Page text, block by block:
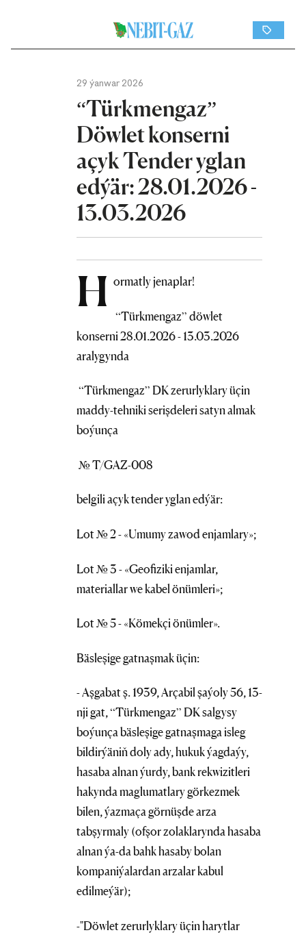
29 ýanwar 2026
“Türkmengaz”
Döwlet konserni
açyk Tender yglan
edýär: 28.01.2026 -
13.03.2026
H ormatly jenaplar!
“Türkmengaz” döwlet
konserni 28.01.2026 - 13.03.2026
aralygynda
“Türkmengaz” DK zerurlyklary üçin
maddy-tehniki serişdeleri satyn almak
boýunça
№ T/GAZ-008
belgili açyk tender yglan edýär:
Lot № 2 - «Umumy zawod enjamlary»;
Lot № 3 - «Geofiziki enjamlar,
materiallar we kabel önümleri»;
Lot № 5 - «Kömekçi önümler».
Bäsleşige gatnaşmak üçin:
- Aşgabat ş. 1939, Arçabil şaýoly 56, 13-
nji gat, “Türkmengaz” DK salgysy
boýunça bäsleşige gatnaşmaga isleg
bildirýäniň doly ady, hukuk ýagdaýy,
hasaba alnan ýurdy, bank rekwizitleri
hakynda maglumatlary görkezmek
bilen, ýazmaça görnüşde arza
tabşyrmaly (ofşor zolaklarynda hasaba
alnan ýa-da bahk hasaby bolan
kompaniýalardan arzalar kabul
edilmeýär);
-"Döwlet zerurlyklary üçin harytlar